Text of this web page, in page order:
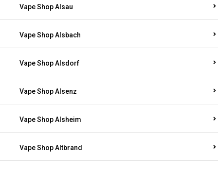
Vape Shop Alsau
Vape Shop Alsbach
Vape Shop Alsdorf
Vape Shop Alsenz
Vape Shop Alsheim
Vape Shop Altbrand